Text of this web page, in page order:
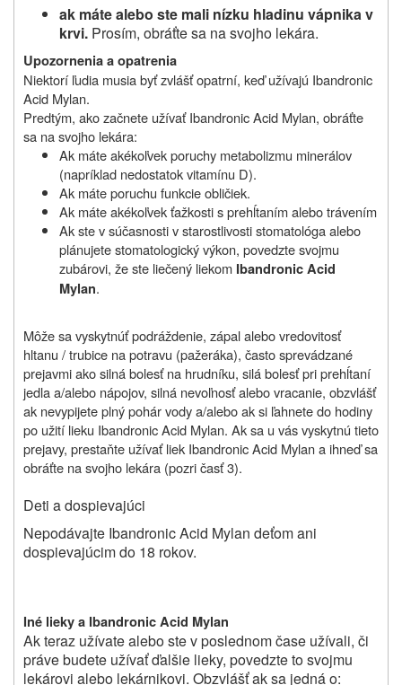
ak máte alebo ste mali nízku hladinu vápnika v
krvi. Prosím, obráťte sa na svojho lekára.
Upozornenia a opatrenia
Niektorí ľudia musia byť zvlášť opatrní, keď užívajú Ibandronic
Acid Mylan.
Predtým, ako začnete užívať Ibandronic Acid Mylan, obráťte
sa na svojho lekára:
Ak máte akékoľvek poruchy metabolizmu minerálov
(napríklad nedostatok vitamínu D).
Ak máte poruchu funkcie obličiek.
Ak máte akékoľvek ťažkosti s prehĺtaním alebo trávením
Ak ste v súčasnosti v starostlivosti stomatológa alebo
plánujete stomatologický výkon, povedzte svojmu
zubárovi, že ste liečený liekom Ibandronic Acid
Mylan.
Môže sa vyskytnúť podráždenie, zápal alebo vredovitosť
hltanu / trubice na potravu (pažeráka), často sprevádzané
prejavmi ako silná bolesť na hrudníku, silá bolesť pri prehĺtaní
jedla a/alebo nápojov, silná nevoľnosť alebo vracanie, obzvlášť
ak nevypijete plný pohár vody a/alebo ak si ľahnete do hodiny
po užití lieku Ibandronic Acid Mylan. Ak sa u vás vyskytnú tieto
prejavy, prestaňte užívať liek Ibandronic Acid Mylan a ihneď sa
obráťte na svojho lekára (pozri časť 3).
Deti a dospievajúci
Nepodávajte Ibandronic Acid Mylan deťom ani
dospievajúcim do 18 rokov.
Iné lieky a Ibandronic Acid Mylan
Ak teraz užívate alebo ste v poslednom čase užívali, či
práve budete užívať ďalšie lieky, povedzte to svojmu
lekárovi alebo lekárnikovi. Obzvlášť ak sa jedná o: